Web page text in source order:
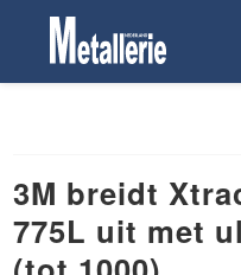
3M breidt
775L uit met